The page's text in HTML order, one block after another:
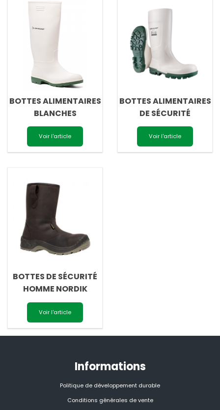
BOTTES ALIMENTAIRES
BLANCHES
Voir l'article
BOTTES ALIMENTAIRES
DE SÉCURITÉ
Voir l'article
BOTTES DE SÉCURITÉ
HOMME NORDIK
Voir l'article
Informations
Politique de développement durable
Conditions générales de vente